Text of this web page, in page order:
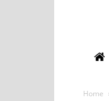
Home